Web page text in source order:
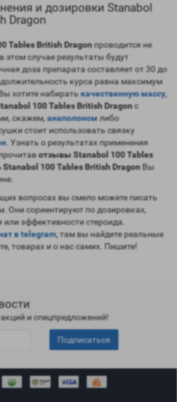
и дозировки Stanabol
Dragon
Tables British Dragonпроводится не
этом случае результаты будут
доза препарата составляет от 30 до
курса равна максимум
хотите набиратькачественную массу,
100 Tables British Dragonс
скажем, анаполономлибо
стоит использовать связку
. Узнать о результатах применения
отзывы Stanabol 100 Tables
Stanabol 100 Tables British DragonВы
вопросах вы смело можете писать
Они сориентируют по дозировках,
эффективности стероида.
в telegram, там вы найдете реальные
товарах и о нас самих. Пишите!
и спецпредложений!
Подписаться